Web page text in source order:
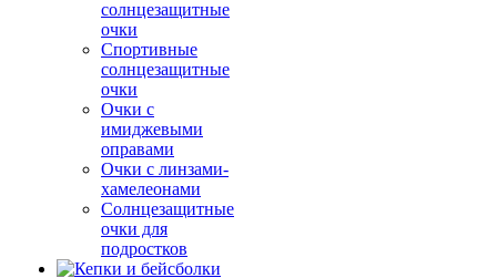
солнцезащитные
очки
Спортивные
солнцезащитные
очки
Очки с
имиджевыми
оправами
Очки с линзами-
хамелеонами
Солнцезащитные
очки для
подростков